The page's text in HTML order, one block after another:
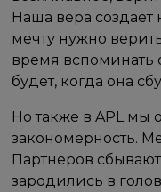
Наша вера
мечту нужно
время вспоминать
будет, когда она
Но также в APL мы
закономерность.
Партнеров
зародились в